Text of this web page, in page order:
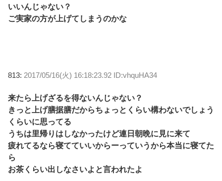
いいんじゃない？
ご実家の方が上げてしまうのかな
813: 2017/05/16(火) 16:18:23.92 ID:vhquHA34
来たら上げざるを得ないんじゃない？
きっと上げ膳据膳だからちょっとくらい構わないでしょう
くらいに思ってる
うちは里帰りはしなかったけど連日朝晩に見に来て
疲れてるなら寝てていいからーっていうから本当に寝てた
ら
お茶くらい出しなさいよと言われたよ